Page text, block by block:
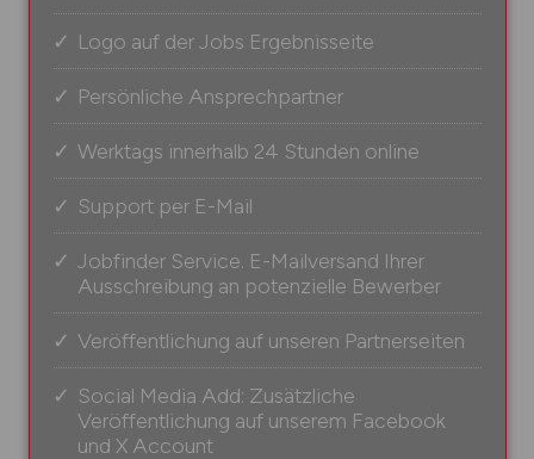
Logo auf der Jobs Ergebnisseite
Persönliche Ansprechpartner
Werktags innerhalb 24 Stunden online
Support per E-Mail
Jobfinder Service. E-Mailversand Ihrer
Ausschreibung an potenzielle Bewerber
Veröffentlichung auf unseren Partnerseiten
Social Media Add: Zusätzliche
Veröffentlichung auf unserem Facebook
und X Account